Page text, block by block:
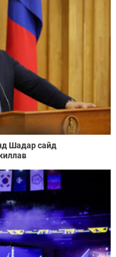
Шадар сайд